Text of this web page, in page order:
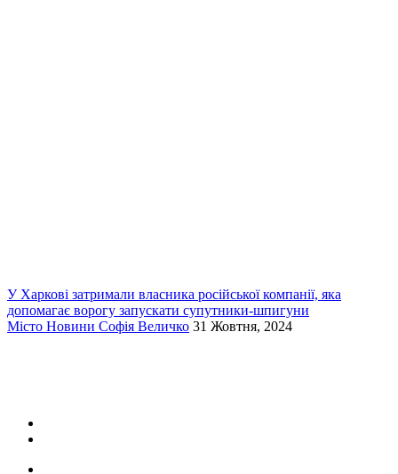
У Харкові затримали власника російської компанії, яка
допомагає ворогу запускати супутники-шпигуни
Місто Новини Софія Величко 31 Жовтня, 2024